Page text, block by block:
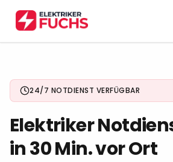
24/7 NOTDIENST VERFÜGBAR
Elektriker
in 30 Min. vor Ort